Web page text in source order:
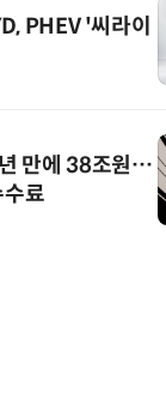
PHEV '씨라이
만에 38조원…
료